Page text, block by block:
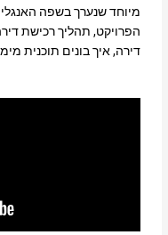
מיוחד שנערך בשפה
הפרויקט, תהליך רכישת
דירה, איך בונים תוכנית